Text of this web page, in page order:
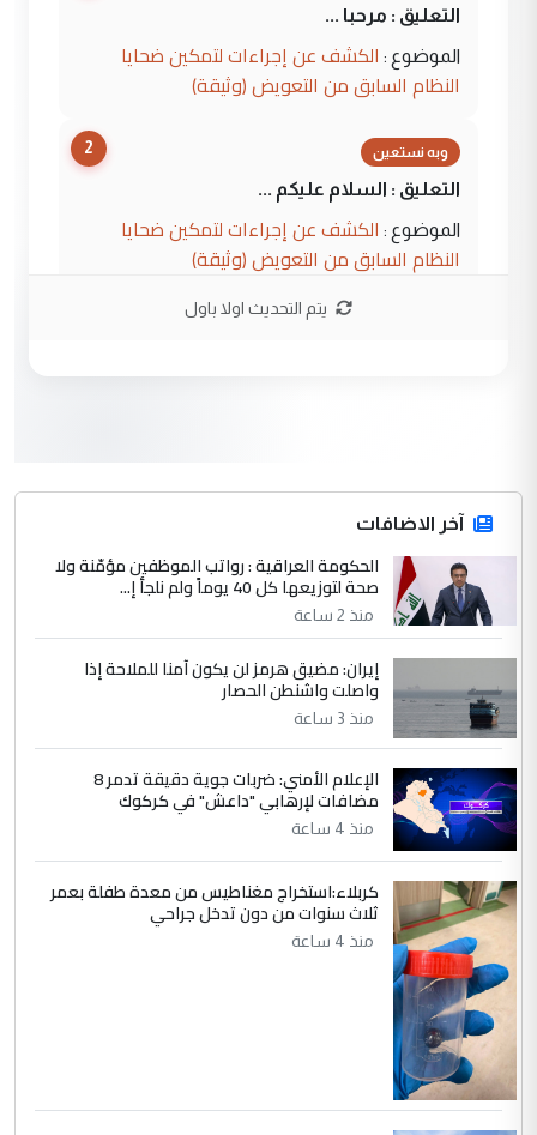
التعليق : مرحبا ...
الموضوع : الكشف عن إجراءات لتمكين ضحايا
النظام السابق من التعويض (وثيقة)
2 وبه نستعين
التعليق : السلام عليكم ...
الموضوع : الكشف عن إجراءات لتمكين ضحايا
النظام السابق من التعويض (وثيقة)
محمد حسين عبد الكريم حسين
صلاح مهدي حسن
التعليق : صلاح مهدي حسن ...
الموضوع :
هيئة الحج تصدر قرارا يخص "لم الشمل"
وتعديل استمارة قرعة الحج
صلاح مهدي حسن
التعليق : صلاح مهدي حسن ...
الموضوع :
هيئة الحج تصدر قرارا يخص "لم الشمل"
وتعديل استمارة قرعة الحج
يتم التحديث اولا باول
آخر الاضافات
الحكومة العراقية : رواتب الموظفين مؤمّنة ولا
صحة لتوزيعها كل 40 يوماً ولم نلجأ إ...
منذ 2 ساعة
إيران: مضيق هرمز لن يكون آمنا للملاحة إذا
واصلت واشنطن الحصار
منذ 3 ساعة
الإعلام الأمني: ضربات جوية دقيقة تدمر 8
مضافات لإرهابي "داعش" في كركوك
منذ 4 ساعة
كربلاء:استخراج مغناطيس من معدة طفلة بعمر
ثلاث سنوات من دون تدخل جراحي
منذ 4 ساعة